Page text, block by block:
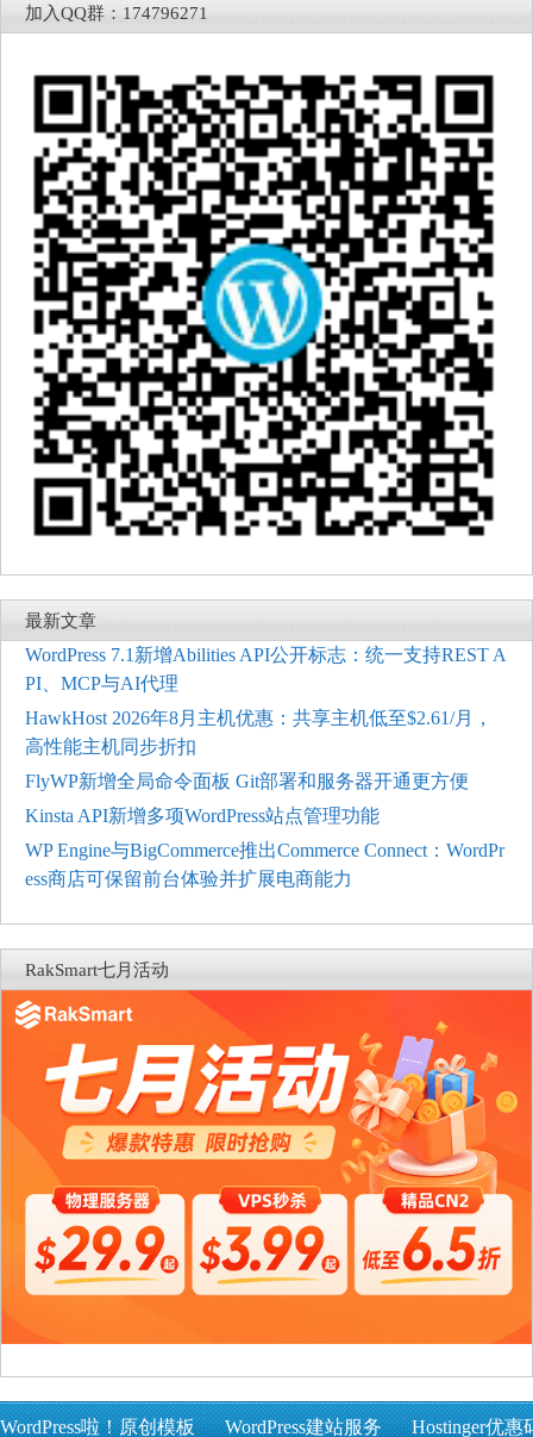
加入QQ群：174796271
最新文章
WordPress 7.1新增Abilities API公开标志：统一支持REST A
PI、MCP与AI代理
HawkHost 2026年8月主机优惠：共享主机低至$2.61/月，
高性能主机同步折扣
FlyWP新增全局命令面板 Git部署和服务器开通更方便
Kinsta API新增多项WordPress站点管理功能
WP Engine与BigCommerce推出Commerce Connect：WordPr
ess商店可保留前台体验并扩展电商能力
RakSmart七月活动
WordPress啦！原创模板 WordPress建站服务 Hostinger优惠